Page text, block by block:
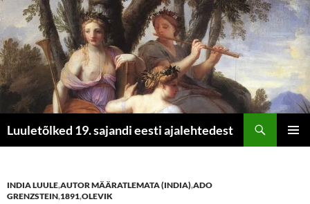
Luuletõlked 19. sajandi eesti ajalehtedest
INDIA LUULE,AUTOR MÄÄRATLEMATA (INDIA),ADO
GRENZSTEIN,1891,OLEVIK